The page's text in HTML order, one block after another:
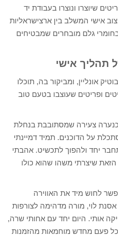
שיוצרו ונוצרו בעבודת יד
אישי המשלב בין ארצישראליות
גלם מובחרים שמבטיחים
תהליך אישי
אונליין, ומביקור בה, תוכלו
ופריטים שעוצבו בטעם טוב
כנערה צעירה שמסתובבת בנחלת
על הדוכנים. תמיד דמיינתי
יחד ולהפוך לתכשיט. אהבתי
שיצרתי משהו שהוא כולו
לחוש מיד את האווירה
לוי, מורה מדהימה לצורפות
אותי. היום יחד עם אחותי שרה,
פעם מחדש מוחמאות מהזמנות